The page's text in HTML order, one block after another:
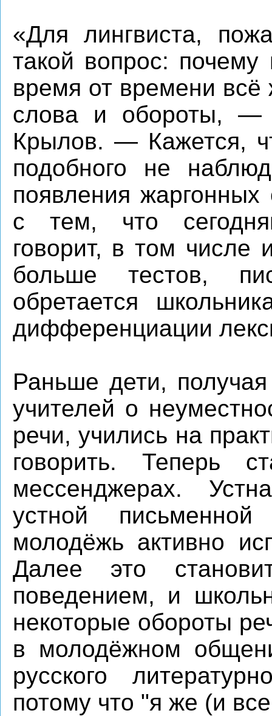
«Для лингвиста,
такой вопрос:
время от времени
слова и обороты, —
Крылов. — Кажется,
подобного не
появления
с тем, что
говорит, в том числе
больше тестов,
обретается
дифференциации
Раньше дети,
учителей о
речи, учились на
говорить. Теперь
мессенджерах.
устной
молодёжь активно
Далее это
поведением, и
некоторые обороты
в молодёжном
русского
потому что "я же (и